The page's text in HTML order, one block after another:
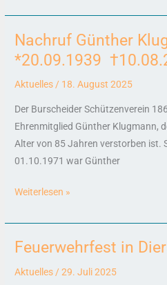
Nachruf Günther
*20.09.1939
Aktuelles / 18. August 2025
Der Burscheider Schützenverein
Ehrenmitglied Günther Klugmann,
Alter von 85 Jahren verstorben ist.
01.10.1971 war Günther
Nachruf
Günther
*20.09.1939
†10.08.2025
Weiterlesen »
Feuerwehrfest in
Aktuelles /29. Juli 2025
Feuerwehrfest